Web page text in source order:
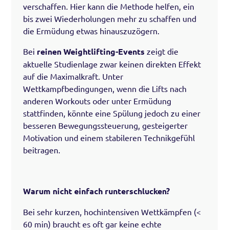
verschaffen. Hier kann die Methode helfen, ein
bis zwei Wiederholungen mehr zu schaffen und
die Ermüdung etwas hinauszuzögern.
Bei reinen Weightlifting-Events zeigt die
aktuelle Studienlage zwar keinen direkten Effekt
auf die Maximalkraft. Unter
Wettkampfbedingungen, wenn die Lifts nach
anderen Workouts oder unter Ermüdung
stattfinden, könnte eine Spülung jedoch zu einer
besseren Bewegungssteuerung, gesteigerter
Motivation und einem stabileren Technikgefühl
beitragen.
Warum nicht einfach runterschlucken?
Bei sehr kurzen, hochintensiven Wettkämpfen (<
60 min) braucht es oft gar keine echte